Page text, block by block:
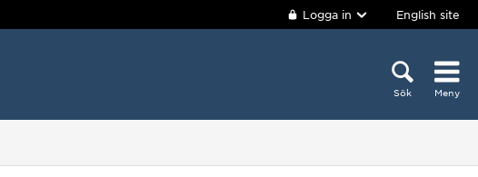
Logga in English site
Sök Meny